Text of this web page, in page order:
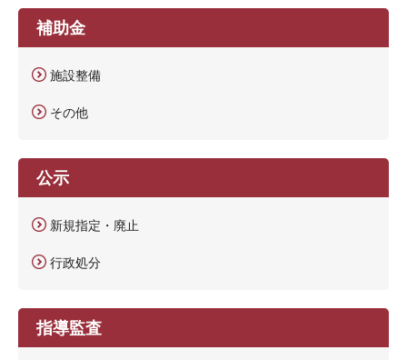
補助金
施設整備
その他
公示
新規指定・廃止
行政処分
指導監査